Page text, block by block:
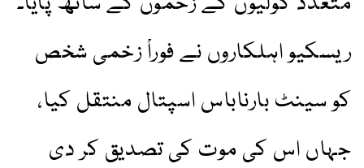
ریسکیو اہلکاروں نے فوراْ زخمی شخص
کو سینٹ بارناباس اسپتال منتقل کیا،
جہاں اس کی موت کی تصدیق کر دی